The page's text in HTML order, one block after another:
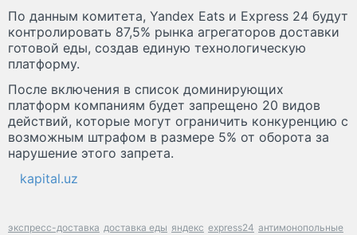
По данным комитета, Yandex Eats и Express 24 будут
контролировать 87,5% рынка агрегаторов доставки
готовой еды, создав единую технологическую
платформу.
После включения в список доминирующих
платформ компаниям будет запрещено 20 видов
действий, которые могут ограничить конкуренцию с
возможным штрафом в размере 5% от оборота за
нарушение этого запрета.
kapital.uz
экспресс-доставка доставка еды яндекс express24 антимонопольные